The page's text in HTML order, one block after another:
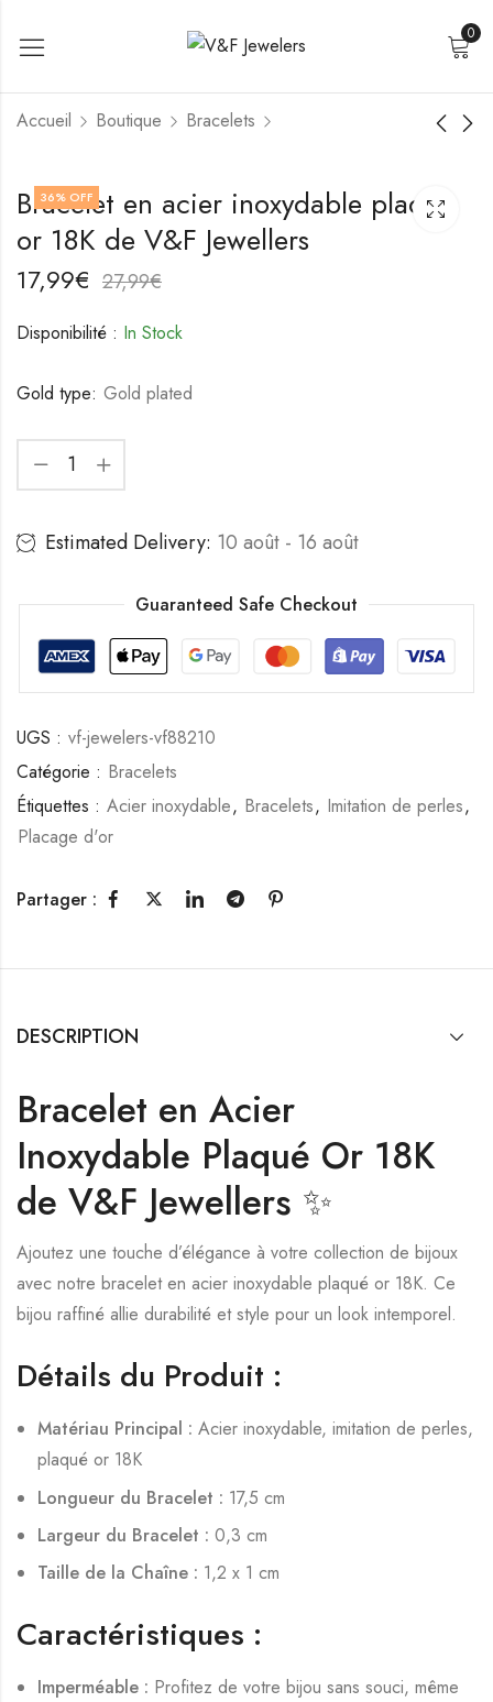
0
Accueil Boutique Bracelets
Bracelet en acier
inoxydable plaqué or
18K de V&F Jewellers
21,99
Bracelet en acier
inoxydable de V&F
36% OFF
Bracelet en acier inoxydable plaqué
or 18K de V&F Jewellers
17,99€ 27,99€
Disponibilité : In Stock
Gold type: Gold plated
Estimated Delivery: 10 août - 16 août
Guaranteed Safe Checkout
UGS : vf-jewelers-vf88210
Catégorie : Bracelets
Étiquettes : Acier inoxydable, Bracelets, Imitation de perles,
Placage d'or
Partager :
DESCRIPTION
Bracelet en Acier
Inoxydable Plaqué Or 18K
de V&F Jewellers ✨
Ajoutez une touche d’élégance à votre collection de bijoux
avec notre bracelet en acier inoxydable plaqué or 18K. Ce
bijou raffiné allie durabilité et style pour un look intemporel.
Détails du Produit :
Matériau Principal : Acier inoxydable, imitation de perles,
plaqué or 18K
Longueur du Bracelet : 17,5 cm
Largeur du Bracelet : 0,3 cm
Taille de la Chaîne : 1,2 x 1 cm
Caractéristiques :
Imperméable : Profitez de votre bijou sans souci, même